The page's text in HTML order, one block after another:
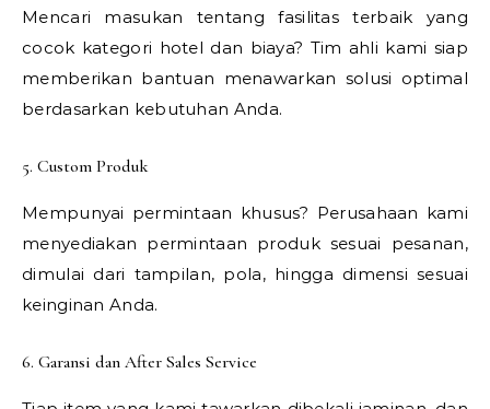
Mencari masukan tentang fasilitas terbaik yang
cocok kategori hotel dan biaya? Tim ahli kami siap
memberikan bantuan menawarkan solusi optimal
berdasarkan kebutuhan Anda.
5. Custom Produk
Mempunyai permintaan khusus? Perusahaan kami
menyediakan permintaan produk sesuai pesanan,
dimulai dari tampilan, pola, hingga dimensi sesuai
keinginan Anda.
6. Garansi dan After Sales Service